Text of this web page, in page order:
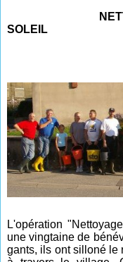
NETTOYAGE
SOLEIL
L'opération
une vingtaine de
gants, ils ont silloné le